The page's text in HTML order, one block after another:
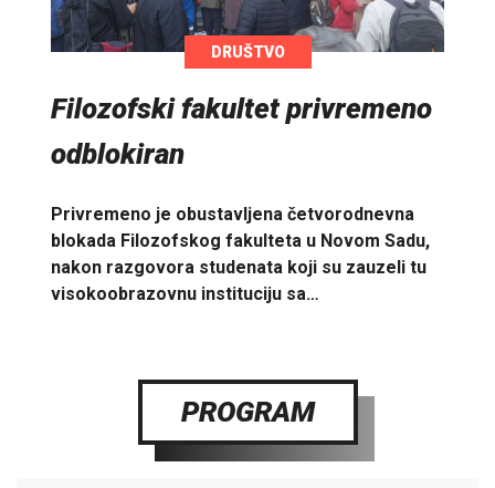
DRUŠTVO
Filozofski fakultet privremeno
odblokiran
Privremeno je obustavljena četvorodnevna
blokada Filozofskog fakulteta u Novom Sadu,
nakon razgovora studenata koji su zauzeli tu
visokoobrazovnu instituciju sa…
PROGRAM